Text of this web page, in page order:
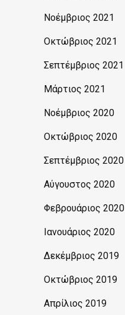
Νοέμβριος 2021
Οκτώβριος 2021
Σεπτέμβριος 2021
Μάρτιος 2021
Νοέμβριος 2020
Οκτώβριος 2020
Σεπτέμβριος 2020
Αύγουστος 2020
Φεβρουάριος 2020
Ιανουάριος 2020
Δεκέμβριος 2019
Οκτώβριος 2019
Απρίλιος 2019